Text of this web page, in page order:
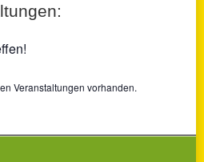
Veranstaltungen vorhanden.